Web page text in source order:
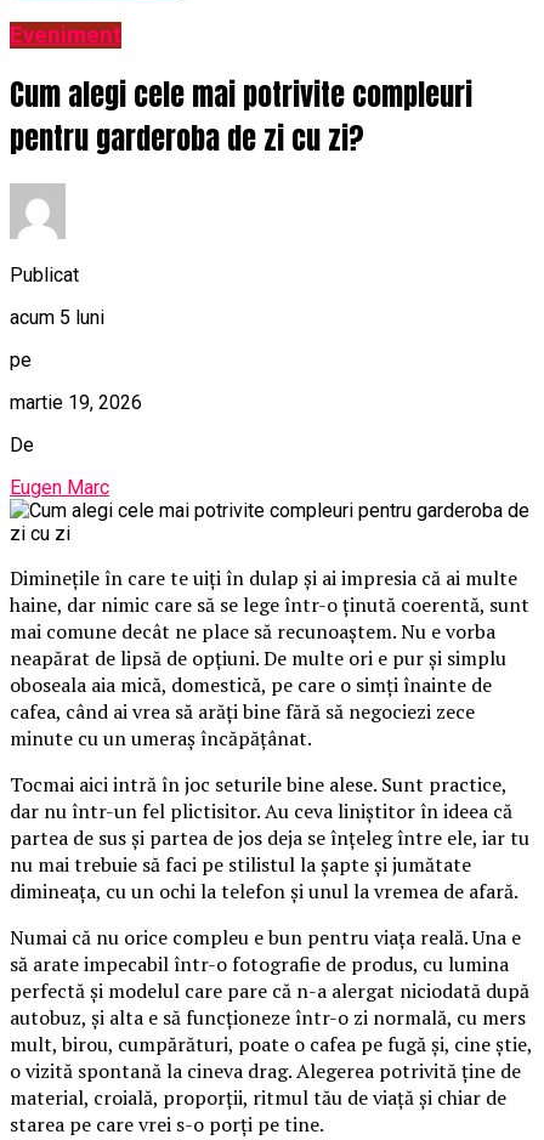
Eveniment
Cum alegi cele mai potrivite compleuri
pentru garderoba de zi cu zi?
Publicat
acum 5 luni
pe
martie 19, 2026
De
Eugen Marc
Diminețile în care te uiți în dulap și ai impresia că ai multe
haine, dar nimic care să se lege într-o ținută coerentă, sunt
mai comune decât ne place să recunoaștem. Nu e vorba
neapărat de lipsă de opțiuni. De multe ori e pur și simplu
oboseala aia mică, domestică, pe care o simți înainte de
cafea, când ai vrea să arăți bine fără să negociezi zece
minute cu un umeraș încăpățânat.
Tocmai aici intră în joc seturile bine alese. Sunt practice,
dar nu într-un fel plictisitor. Au ceva liniștitor în ideea că
partea de sus și partea de jos deja se înțeleg între ele, iar tu
nu mai trebuie să faci pe stilistul la șapte și jumătate
dimineața, cu un ochi la telefon și unul la vremea de afară.
Numai că nu orice compleu e bun pentru viața reală. Una e
să arate impecabil într-o fotografie de produs, cu lumina
perfectă și modelul care pare că n-a alergat niciodată după
autobuz, și alta e să funcționeze într-o zi normală, cu mers
mult, birou, cumpărături, poate o cafea pe fugă și, cine știe,
o vizită spontană la cineva drag. Alegerea potrivită ține de
material, croială, proporții, ritmul tău de viață și chiar de
starea pe care vrei s-o porți pe tine.